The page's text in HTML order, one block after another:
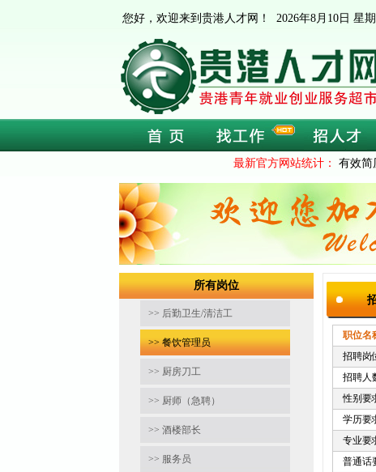
您好，欢迎来到贵港人才网！ 2026年8月10日 星
最新官方网站统计： 有效简
所有岗位
>> 后勤卫生/清洁工
>> 餐饮管理员
>> 厨房刀工
>> 厨师（急聘）
>> 酒楼部长
>> 服务员
职位名
招聘岗
招聘人
性别要
学历要
专业要
普通话